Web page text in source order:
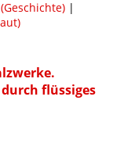
|
flüssiges